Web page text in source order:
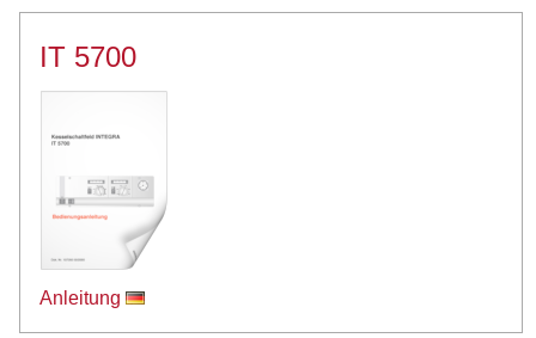
IT 5700
Anleitung